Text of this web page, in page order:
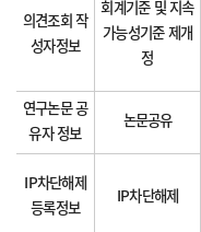
의견조회 작
성자정보
회계기준 및 지속
가능성기준 제개
정
연구논문 공
유자 정보
논문공유
IP차단해제
등록정보
IP차단해제